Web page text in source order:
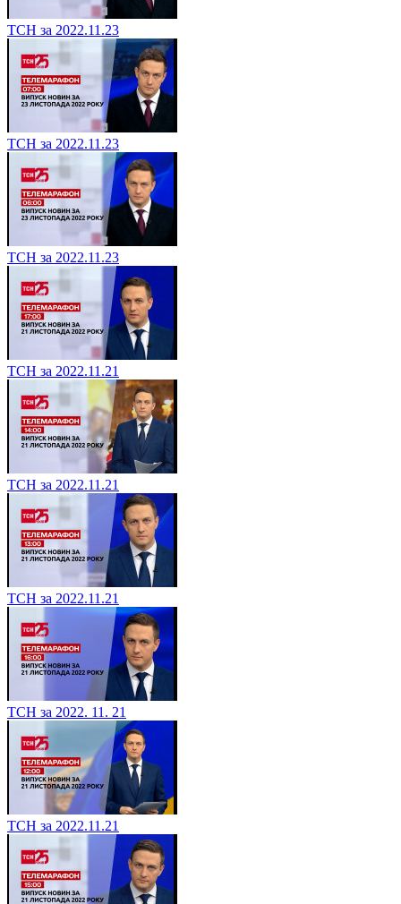
ТСН за 2022.11.23
ТСН за 2022.11.23
ТСН за 2022.11.23
ТСН за 2022.11.21
ТСН за 2022.11.21
ТСН за 2022.11.21
ТСН за 2022. 11. 21
ТСН за 2022.11.21